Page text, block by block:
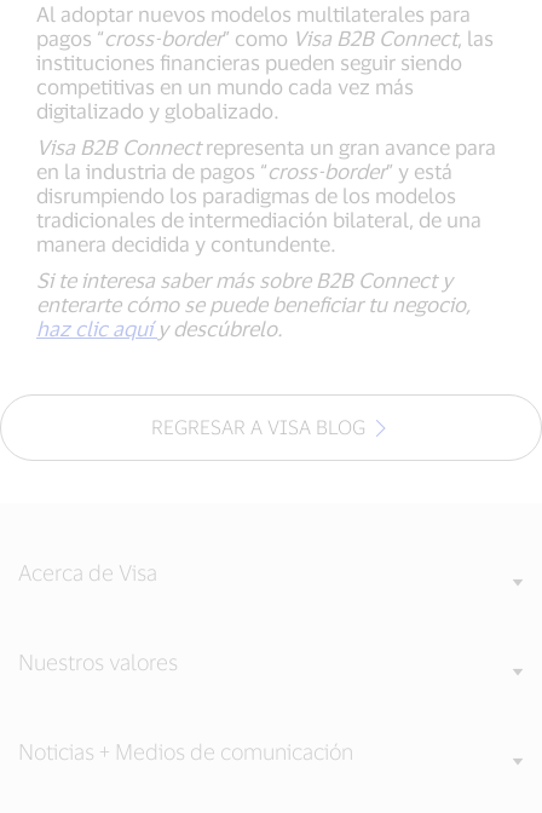
Al adoptar nuevos modelos multilaterales para
pagos “cross-border” como Visa B2B Connect, las
instituciones financieras pueden seguir siendo
competitivas en un mundo cada vez más
digitalizado y globalizado.
Visa B2B Connectrepresenta un gran avance para
en la industria de pagos “cross-border” y está
disrumpiendo los paradigmas de los modelos
tradicionales de intermediación bilateral, de una
manera decidida y contundente.
Si te interesa saber más sobre B2B Connect y
enterarte cómo se puede beneficiar tu negocio,
haz clic aquí y descúbrelo.
REGRESAR A VISA BLOG
Acerca de Visa
Nuestros valores
Noticias + Medios de comunicación